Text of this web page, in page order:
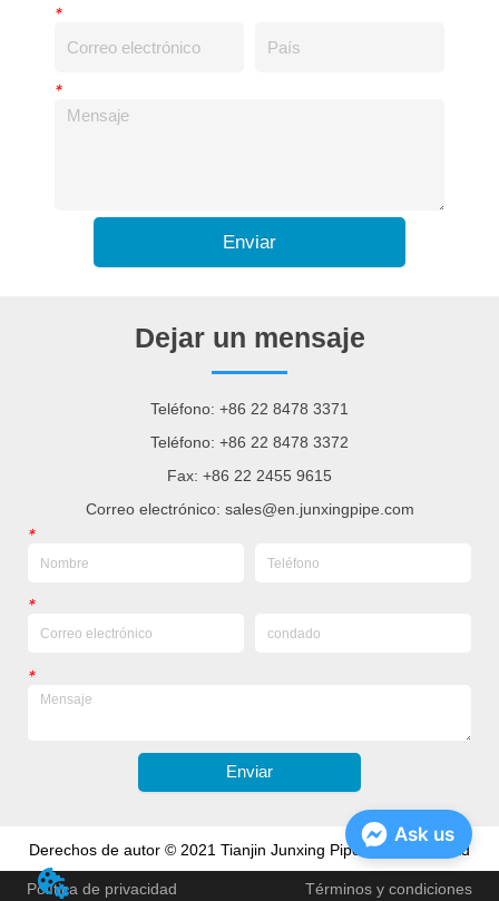
*
*
Enviar
Dejar un mensaje
Teléfono: +86 22 8478 3371
Teléfono: +86 22 8478 3372
Fax: +86 22 2455 9615
Correo electrónico: sales@en.junxingpipe.com
*
*
*
Enviar
Derechos de autor © 2021 Tianjin Junxing Pipe Group Co., Ltd
Política de privacidad Términos y condiciones
Ask us